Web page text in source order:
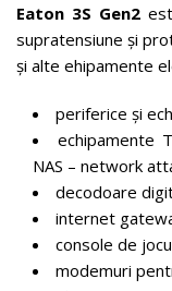
Eaton 3S Gen2
supratensiune și
și alte ehipamente
periferice și
echipamente
NAS – network
decodoare
internet
console de
modemuri